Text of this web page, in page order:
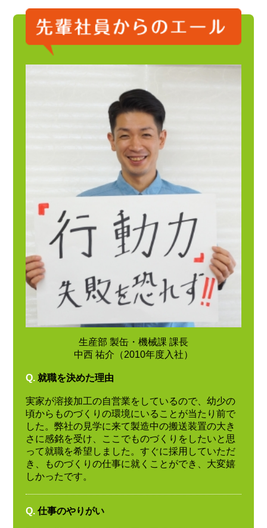
生産部 製缶・機械課 課長
中西 祐介（2010年度入社）
Q. 就職を決めた理由
実家が溶接加工の自営業をしているので、幼少の
頃からものづくりの環境にいることが当たり前で
した。弊社の見学に来て製造中の搬送装置の大き
さに感銘を受け、ここでものづくりをしたいと思
って就職を希望しました。すぐに採用していただ
き、ものづくりの仕事に就くことができ、大変嬉
しかったです。
Q. 仕事のやりがい